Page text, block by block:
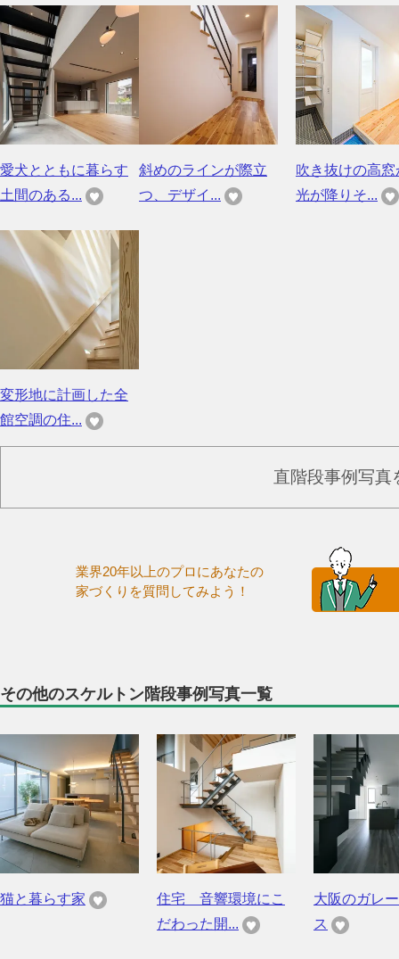
愛犬とともに暮らす
土間のある...
斜めのラインが際立
つ、デザイ...
吹き抜けの高窓
光が降りそ...
変形地に計画した全
館空調の住...
直階段事例写真
業界20年以上のプロにあなたの
家づくりを質問してみよう！
その他のスケルトン階段事例写真一覧
猫と暮らす家
住宅 音響環境にこ
だわった開...
大阪のガレ
ス